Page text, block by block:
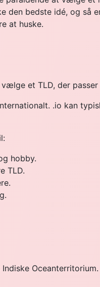
den bedste idé, og
at huske.
et TLD, der
.io kan
hobby.
TLD.
Oceanterritorium.